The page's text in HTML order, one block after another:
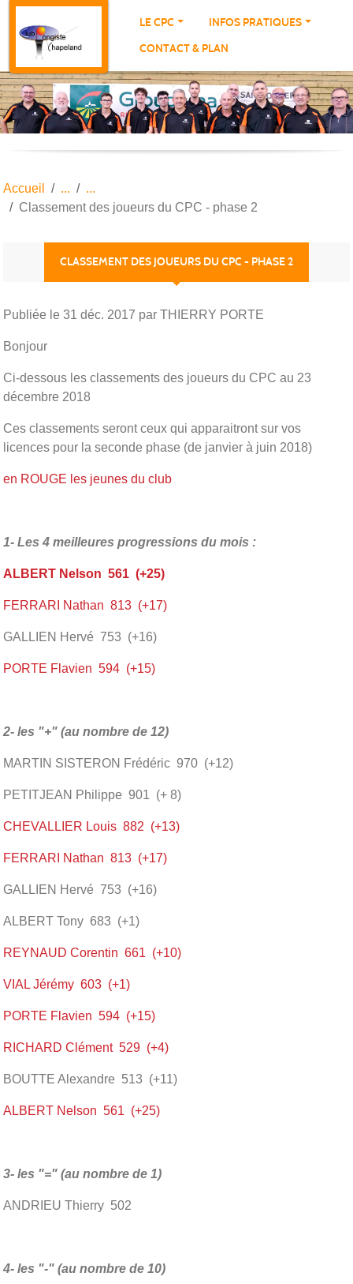
LE CPC
INFOS PRATIQUES
CONTACT & PLAN
Accueil
Classement des joueurs du CPC - phase 2
CLASSEMENT DES JOUEURS DU CPC - PHASE 2
Publiée le 31 déc. 2017 par THIERRY PORTE
Bonjour
Ci-dessous les classements des joueurs du CPC au 23
décembre 2018
Ces classements seront ceux qui apparaitront sur vos
licences pour la seconde phase (de janvier à juin 2018)
en ROUGE les jeunes du club
1- Les 4 meilleures progressions du mois :
ALBERT Nelson 561 (+25)
FERRARI Nathan 813 (+17)
GALLIEN Hervé 753 (+16)
PORTE Flavien 594 (+15)
2- les "+" (au nombre de 12)
MARTIN SISTERON Frédéric 970 (+12)
PETITJEAN Philippe 901 (+ 8)
CHEVALLIER Louis 882 (+13)
FERRARI Nathan 813 (+17)
GALLIEN Hervé 753 (+16)
ALBERT Tony 683 (+1)
REYNAUD Corentin 661 (+10)
VIAL Jérémy 603 (+1)
PORTE Flavien 594 (+15)
RICHARD Clément 529 (+4)
BOUTTE Alexandre 513 (+11)
ALBERT Nelson 561 (+25)
3- les "=" (au nombre de 1)
ANDRIEU Thierry 502
4- les "-" (au nombre de 10)
Panneau de gestion des cookies